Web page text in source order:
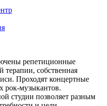
репетиционные
терапии, собственная
Проходят концертные
рок-музыкантов.
студии позволяет разным